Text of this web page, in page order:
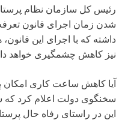
رئیس کل سازمان نظام
شدن زمان اجرای قانون
داشته که با اجرای این
نیز کاهش چشمگیری خواهد داشت.
آیا کاهش ساعت کاری امکان
سخنگوی دولت اعلام کرد که
این در راستای رفاه حال